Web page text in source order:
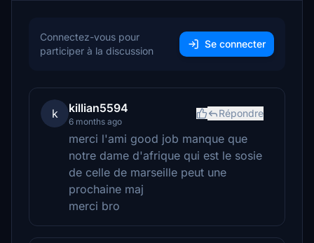
Connectez-vous pour
participer à la discussion
Se connecter
k killian5594
6 months ago
Répondre
merci l'ami good job manque que
notre dame d'afrique qui est le sosie
de celle de marseille peut une
prochaine maj
merci bro